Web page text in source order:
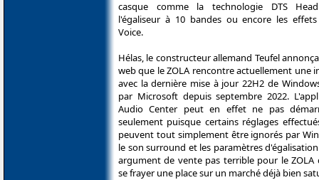
casque comme la technologie DTS
l'égaliseur à 10 bandes ou encore les
Voice.
Hélas, le constructeur allemand Teufel
web que le ZOLA rencontre actuellement une
avec la dernière mise à jour 22H2 de
par Microsoft depuis septembre 2022.
Audio Center peut en effet ne pas
seulement puisque certains réglages
peuvent tout simplement être ignorés par
le son surround et les paramètres d'égalisation
argument de vente pas terrible pour le ZOLA
se frayer une place sur un marché déjà bien